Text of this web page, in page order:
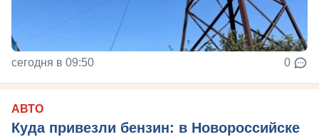
сегодня в 09:50 0
АВТО
Куда привезли бензин: в Новороссийске